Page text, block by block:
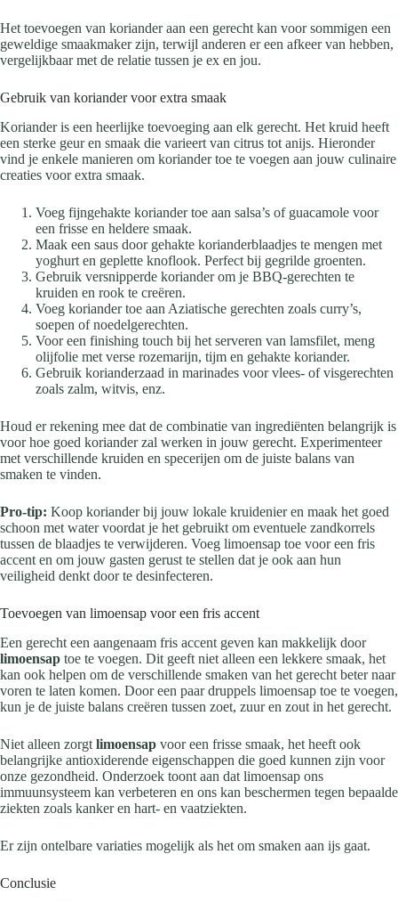
Het toevoegen van koriander aan een gerecht kan voor sommigen een
geweldige smaakmaker zijn, terwijl anderen er een afkeer van hebben,
vergelijkbaar met de relatie tussen je ex en jou.
Gebruik van koriander voor extra smaak
Koriander is een heerlijke toevoeging aan elk gerecht. Het kruid heeft
een sterke geur en smaak die varieert van citrus tot anijs. Hieronder
vind je enkele manieren om koriander toe te voegen aan jouw culinaire
creaties voor extra smaak.
Voeg fijngehakte koriander toe aan salsa’s of guacamole voor
een frisse en heldere smaak.
Maak een saus door gehakte korianderblaadjes te mengen met
yoghurt en geplette knoflook. Perfect bij gegrilde groenten.
Gebruik versnipperde koriander om je BBQ-gerechten te
kruiden en rook te creëren.
Voeg koriander toe aan Aziatische gerechten zoals curry’s,
soepen of noedelgerechten.
Voor een finishing touch bij het serveren van lamsfilet, meng
olijfolie met verse rozemarijn, tijm en gehakte koriander.
Gebruik korianderzaad in marinades voor vlees- of visgerechten
zoals zalm, witvis, enz.
Houd er rekening mee dat de combinatie van ingrediënten belangrijk is
voor hoe goed koriander zal werken in jouw gerecht. Experimenteer
met verschillende kruiden en specerijen om de juiste balans van
smaken te vinden.
Pro-tip: Koop koriander bij jouw lokale kruidenier en maak het goed
schoon met water voordat je het gebruikt om eventuele zandkorrels
tussen de blaadjes te verwijderen. Voeg limoensap toe voor een fris
accent en om jouw gasten gerust te stellen dat je ook aan hun
veiligheid denkt door te desinfecteren.
Toevoegen van limoensap voor een fris accent
Een gerecht een aangenaam fris accent geven kan makkelijk door
limoensap toe te voegen. Dit geeft niet alleen een lekkere smaak, het
kan ook helpen om de verschillende smaken van het gerecht beter naar
voren te laten komen. Door een paar druppels limoensap toe te voegen,
kun je de juiste balans creëren tussen zoet, zuur en zout in het gerecht.
Niet alleen zorgt limoensap voor een frisse smaak, het heeft ook
belangrijke antioxiderende eigenschappen die goed kunnen zijn voor
onze gezondheid. Onderzoek toont aan dat limoensap ons
immuunsysteem kan verbeteren en ons kan beschermen tegen bepaalde
ziekten zoals kanker en hart- en vaatziekten.
Er zijn ontelbare variaties mogelijk als het om smaken aan ijs gaat.
Conclusie